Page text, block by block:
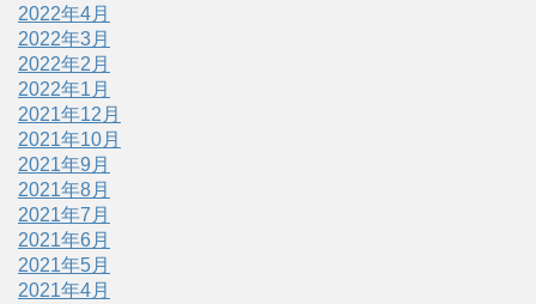
2022年4月
2022年3月
2022年2月
2022年1月
2021年12月
2021年10月
2021年9月
2021年8月
2021年7月
2021年6月
2021年5月
2021年4月